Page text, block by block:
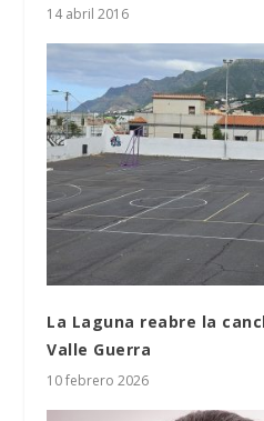
14 abril 2016
La Laguna reabre la
Valle Guerra
10 febrero 2026